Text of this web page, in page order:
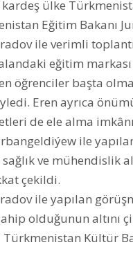
kardeş ülke
Eğitim Bakanı
ile verimli
eğitim
öğrenciler başta
Eren ayrıca
de ele alma
ile
ve mühendislik
çekildi.
ile yapılan
olduğunun altını
Kültür